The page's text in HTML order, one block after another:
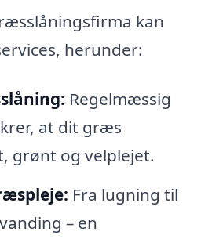
kan
herunder:
Regelmæssig
at dit græs
grønt og velplejet.
Fra lugning til
– en